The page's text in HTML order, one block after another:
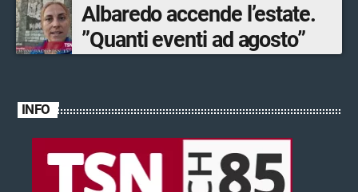
Albaredo accende l’estate.
”Quanti eventi ad agosto”
INFO